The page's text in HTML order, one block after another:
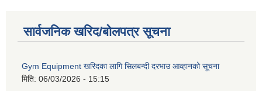
सार्वजनिक खरिद/बोलपत्र सूचना
Gym Equipment खरिदका लागि सिलबन्दी दरभाउ आव्हानको सूचना
मिति: 06/03/2026 - 15:15